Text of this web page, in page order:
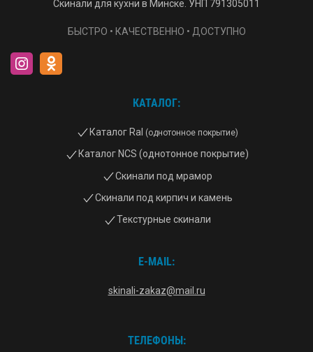
Скинали для кухни в Минске. УНП 791305011
БЫСТРО • КАЧЕСТВЕННО • ДОСТУПНО
КАТАЛОГ:
Каталог Ral (однотонное покрытие)
Каталог NCS (однотонное покрытие)
Скинали под мрамор
Скинали под кирпич и камень
Текстурные скинали
E-MAIL:
skinali-zakaz@mail.ru
ТЕЛЕФОНЫ: